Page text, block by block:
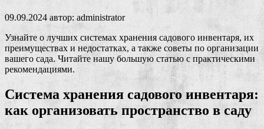
09.09.2024автор: administrator
Узнайте о лучших системах хранения садового инвентаря, их
преимуществах и недостатках, а также советы по организации
вашего сада. Читайте нашу большую статью с практическими
рекомендациями.
Система хранения садового инвентаря:
как организовать пространство в саду